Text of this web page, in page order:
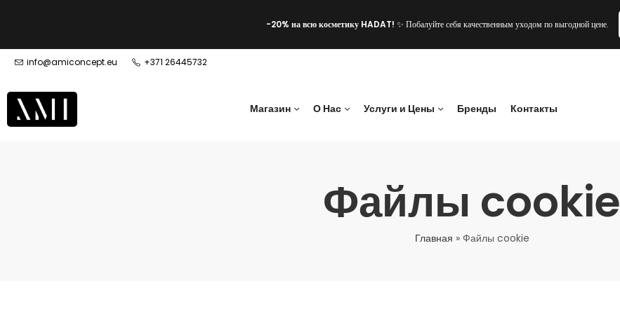
-20% на всю косметику HADAT! ✨ Побалуйте себя качественным уходом по выгодной цене.
info@amiconcept.eu +371 26445732
Магазин О Нас Услуги и Цены Бренды Контакты
Файлы cookie
Главная » Файлы cookie